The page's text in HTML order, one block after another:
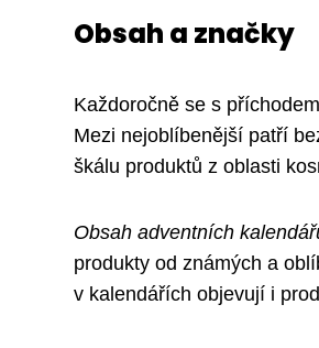
Obsah a značky
Každoročně se s
Mezi nejoblíbenější patří
škálu produktů z oblasti
Obsah adventních
produkty od známých a
v kalendářích objevují i